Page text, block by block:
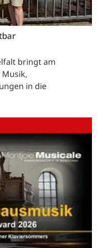
bringt am
Musik,
in die